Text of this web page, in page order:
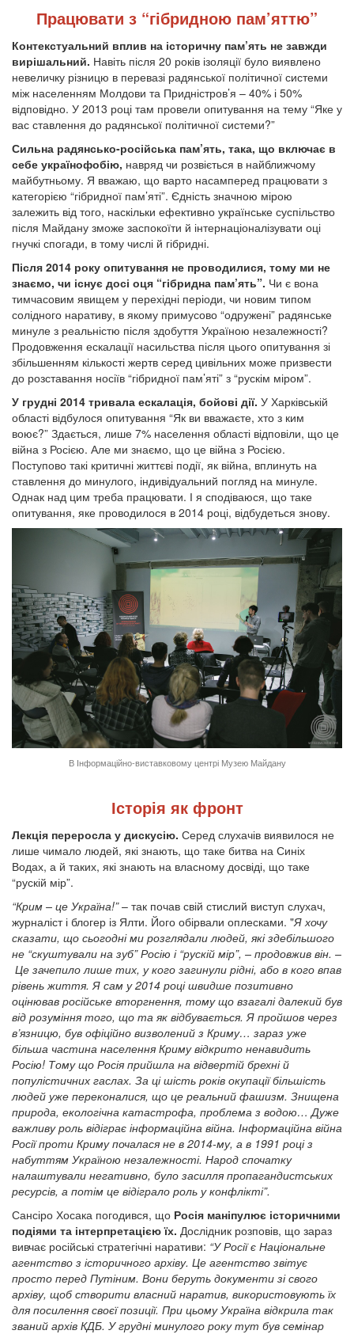
Працювати з “гібридною пам’яттю”
Контекстуальний вплив на історичну пам’ять не завжди
вирішальний. Навіть після 20 років ізоляції було виявлено
невеличку різницю в перевазі радянської політичної системи
між населенням Молдови та Придністров’я – 40% і 50%
відповідно. У 2013 році там провели опитування на тему “Яке у
вас ставлення до радянської політичної системи?”
Сильна радянсько-російська пам’ять, така, що включає в
себе українофобію, навряд чи розвіється в найближчому
майбутньому. Я вважаю, що варто насамперед працювати з
категорією “гібридної пам’яті”. Єдність значною мірою
залежить від того, наскільки ефективно українське суспільство
після Майдану зможе заспокоїти й інтернаціоналізувати оці
гнучкі спогади, в тому числі й гібридні.
Після 2014 року опитування не проводилися, тому ми не
знаємо, чи існує досі оця “гібридна пам’ять”. Чи є вона
тимчасовим явищем у перехідні періоди, чи новим типом
солідного наративу, в якому примусово “одружені” радянське
минуле з реальністю після здобуття Україною незалежності?
Продовження ескалації насильства після цього опитування зі
збільшенням кількості жертв серед цивільних може призвести
до розставання носіїв “гібридної пам’яті” з “рускім міром”.
У грудні 2014 тривала ескалація, бойові дії. У Харківській
області відбулося опитування “Як ви вважаєте, хто з ким
воює?” Здається, лише 7% населення області відповіли, що це
війна з Росією. Але ми знаємо, що це війна з Росією.
Поступово такі критичні життєві події, як війна, вплинуть на
ставлення до минулого, індивідуальний погляд на минуле.
Однак над цим треба працювати. І я сподіваюся, що таке
опитування, яке проводилося в 2014 році, відбудеться знову.
В Інформаційно-виставковому центрі Музею Майдану
Історія як фронт
Лекція переросла у дискусію. Серед слухачів виявилося не
лише чимало людей, які знають, що таке битва на Синіх
Водах, а й таких, які знають на власному досвіді, що таке
“рускій мір”.
“Крим – це Україна!”– так почав свій стислий виступ слухач,
журналіст і блогер із Ялти. Його обірвали оплесками. "Я хочу
сказати, що сьогодні ми розглядали людей, які здебільшого
не “скуштували на зуб” Росію і “рускій мір”, – продовжив він. –
Це зачепило лише тих, у кого загинули рідні, або в кого впав
рівень життя. Я сам у 2014 році швидше позитивно
оцінював російське вторгнення, тому що взагалі далекий був
від розуміння того, що та як відбувається. Я пройшов через
в’язницю, був офіційно визволений з Криму… зараз уже
більша частина населення Криму відкрито ненавидить
Росію! Тому що Росія прийшла на відвертій брехні й
популістичних гаслах. За ці шість років окупації більшість
людей уже переконалися, що це реальний фашизм. Знищена
природа, екологічна катастрофа, проблема з водою… Дуже
важливу роль відіграє інформаційна війна. Інформаційна війна
Росії проти Криму почалася не в 2014-му, а в 1991 році з
набуттям Україною незалежності. Народ спочатку
налаштували негативно, було засилля пропагандистських
ресурсів, а потім це відіграло роль у конфлікті”.
Сансіро Хосака погодився, що Росія маніпулює історичними
подіями та інтерпретацією їх. Дослідник розповів, що зараз
вивчає російські стратегічні наративи: “У Росії є Національне
агентство з історичного архіву. Це агентство звітує
просто перед Путіним. Вони беруть документи зі свого
архіву, щоб створити власний наратив, використовують їх
для посилення своєї позиції. При цьому Україна відкрила так
званий архів КДБ. У грудні минулого року тут був семінар